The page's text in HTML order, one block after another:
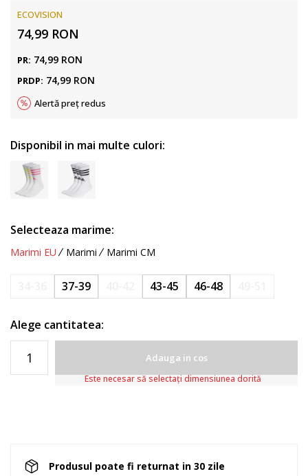
ECOVISION
74,99 RON
PR: 74,99 RON
PRDP: 74,99 RON
Alertă preț redus
Disponibil in mai multe culori:
Selecteaza marime:
Marimi EU Marimi Marimi CM
37-39 43-45 46-48
Alege cantitatea:
Adauga in cos
Este necesar să selectați dimensiunea dorită
Produsul poate fi returnat in 30 zile